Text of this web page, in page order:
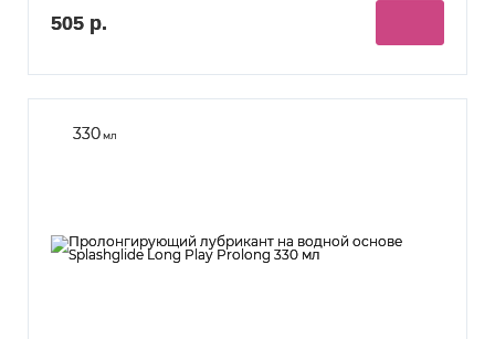
505 р.
330мл